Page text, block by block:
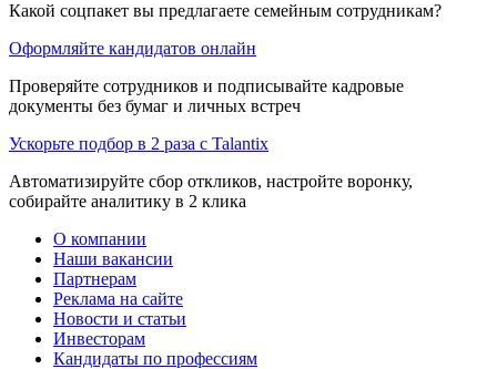
Какой соцпакет вы предлагаете семейным сотрудникам?
Оформляйте кандидатов онлайн
Проверяйте сотрудников и подписывайте кадровые
документы без бумаг и личных встреч
Ускорьте подбор в 2 раза с Talantix
Автоматизируйте сбор откликов, настройте воронку,
собирайте аналитику в 2 клика
О компании
Наши вакансии
Партнерам
Реклама на сайте
Новости и статьи
Инвесторам
Кандидаты по профессиям